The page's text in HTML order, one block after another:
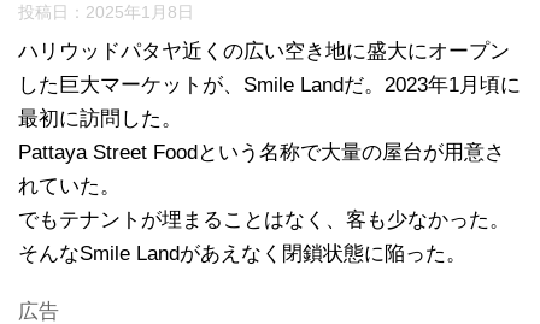
投稿日： 2025年1月8日
ハリウッドパタヤ近くの広い空き地に盛大にオープン
した巨大マーケットが、Smile Landだ。2023年1月頃に
最初に訪問した。
Pattaya Street Foodという名称で大量の屋台が用意さ
れていた。
でもテナントが埋まることはなく、客も少なかった。
そんなSmile Landがあえなく閉鎖状態に陥った。
広告